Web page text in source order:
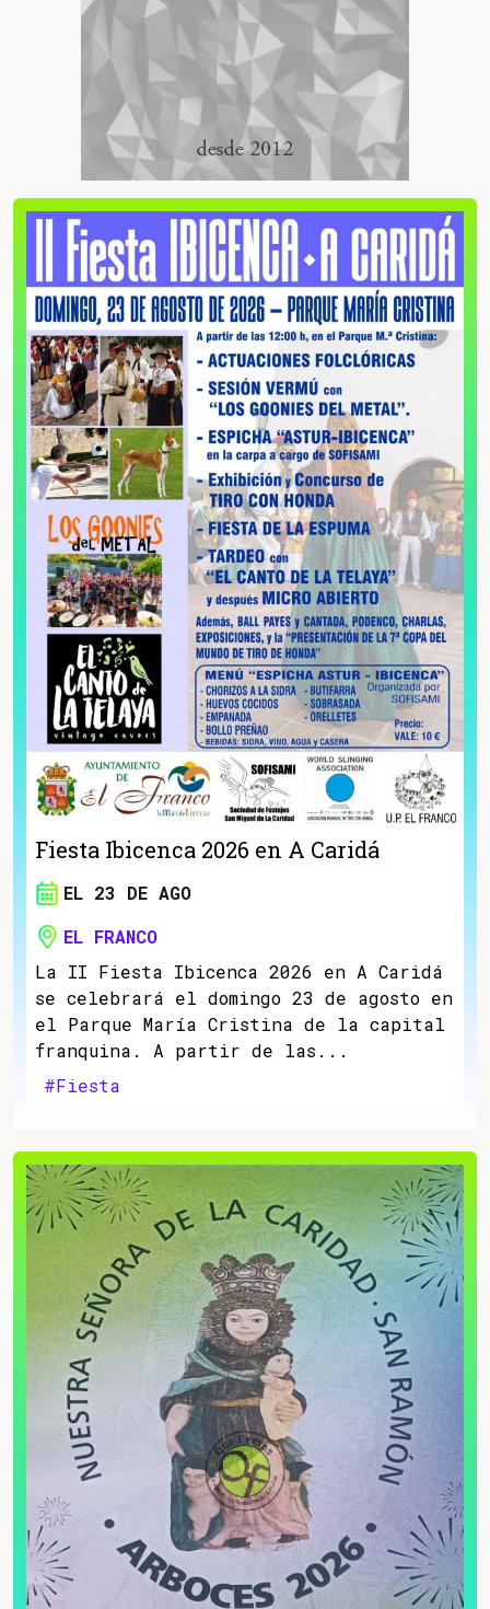
Fiesta Ibicenca 2026 en A Caridá
EL 23 DE AGO
EL FRANCO
La II Fiesta Ibicenca 2026 en A Caridá
se celebrará el domingo 23 de agosto en
el Parque María Cristina de la capital
franquina. A partir de las...
#Fiesta